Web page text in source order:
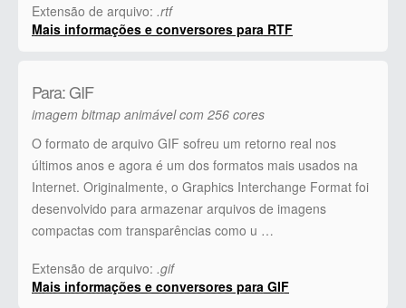
Extensão de arquivo: .rtf
Mais informações e conversores para RTF
Para: GIF
imagem bitmap animável com 256 cores
O formato de arquivo GIF sofreu um retorno real nos
últimos anos e agora é um dos formatos mais usados ​​na
Internet. Originalmente, o Graphics Interchange Format foi
desenvolvido para armazenar arquivos de imagens
compactas com transparências como u …
Extensão de arquivo: .gif
Mais informações e conversores para GIF